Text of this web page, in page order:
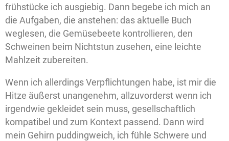
frühstücke ich ausgiebig. Dann begebe ich mich an
die Aufgaben, die anstehen: das aktuelle Buch
weglesen, die Gemüsebeete kontrollieren, den
Schweinen beim Nichtstun zusehen, eine leichte
Mahlzeit zubereiten.
Wenn ich allerdings Verpflichtungen habe, ist mir die
Hitze äußerst unangenehm, allzuvorderst wenn ich
irgendwie gekleidet sein muss, gesellschaftlich
kompatibel und zum Kontext passend. Dann wird
mein Gehirn puddingweich, ich fühle Schwere und